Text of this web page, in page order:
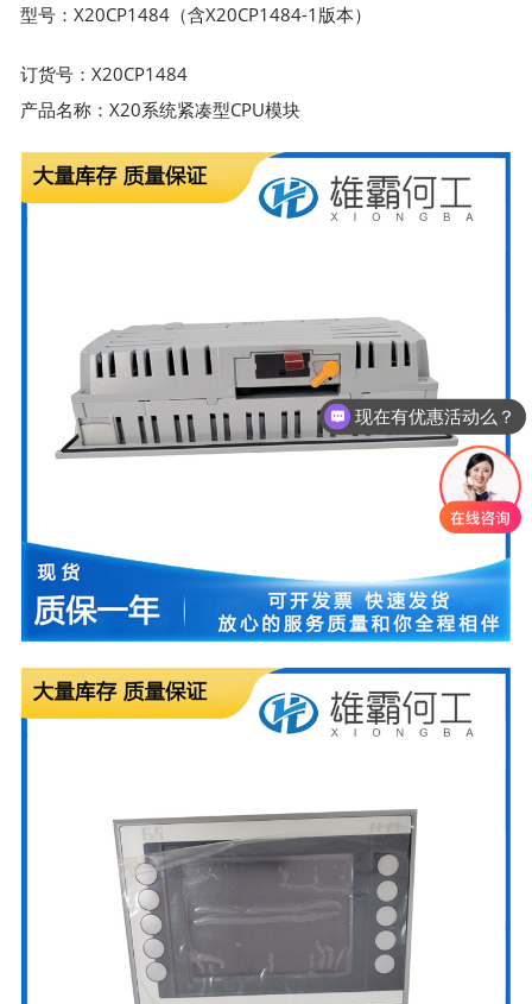
型号：X20CP1484（含X20CP1484-1版本）
订货号：X20CP1484
产品名称：X20系统紧凑型CPU模块
可以介绍下你们的产品么？
现在有优惠活动么？